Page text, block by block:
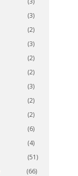
(3)
(2)
(3)
(2)
(2)
(3)
(2)
(2)
(6)
(4)
(51)
(66)